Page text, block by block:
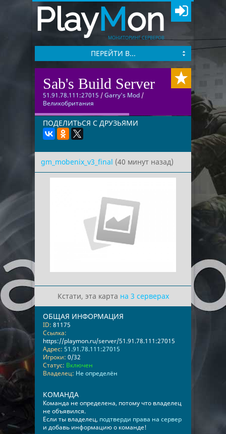
PlayMon
МОНИТОРИНГ СЕРВЕРОВ
ПЕРЕЙТИ В...
Sab's Build Server
51.91.78.111:27015 /Garry's Mod /
Великобритания
ПОДЕЛИТЬСЯ С ДРУЗЬЯМИ
gm_mobenix_v3_final (40 минут назад)
Кстати, эта карта на 3 серверах
ОБЩАЯ ИНФОРМАЦИЯ
ID: 81175
Ссылка:
https://playmon.ru/server/51.91.78.111:27015
Адрес: 51.91.78.111:27015
Игроки: 0/32
Статус: Включен
Владелец: Не определён
КОМАНДА
Команда не определена, потому что владелец
не объявился.
Если ты владелец, подтверди права на сервер
и добавь информацию о команде!